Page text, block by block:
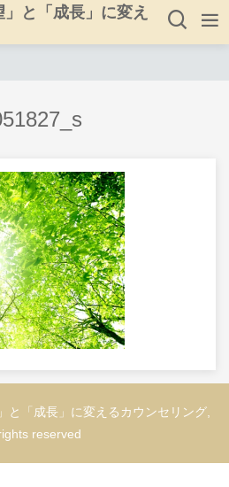
と「成長」に変え
「成長」に変えるカウンセリング,
reserved